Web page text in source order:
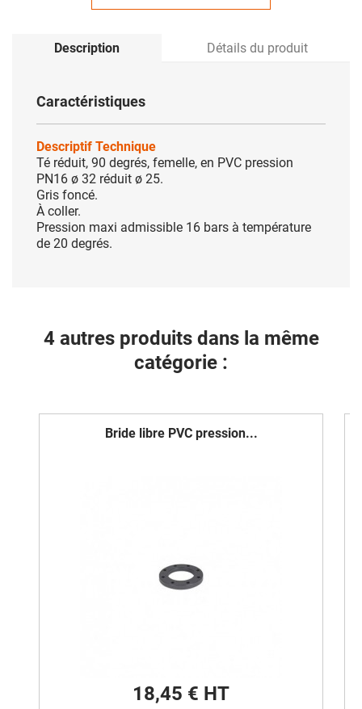
Description Détails du produit
Caractéristiques
Descriptif Technique
Té réduit, 90 degrés, femelle, en PVC pression
PN16 ø 32 réduit ø 25.
Gris foncé.
À coller.
Pression maxi admissible 16 bars à température
de 20 degrés.
4 autres produits dans la même
catégorie :
Bride libre PVC pression...
18,45 € HT